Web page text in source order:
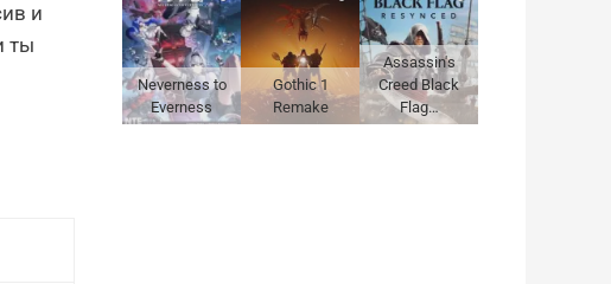
и
ты
Neverness to
Everness
Gothic 1
Remake
Assassin's
Creed Black
Flag…